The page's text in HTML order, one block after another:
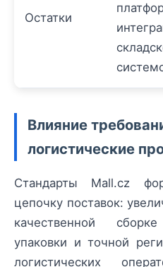
Остатки
Влияние
логистические
Стандарты Mall.cz
цепочку поставок:
качественной
упаковки и точной
логистических